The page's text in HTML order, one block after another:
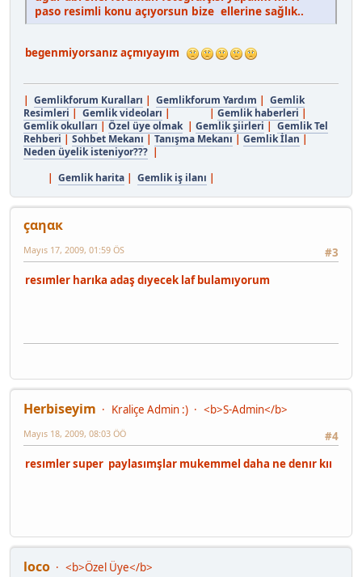
paso resimli konu açıyorsun bize ellerine sağlık..
begenmiyorsanız açmıyayım
| Gemlikforum Kuralları | Gemlikforum Yardım | Gemlik
Resimleri | Gemlik videoları | | Gemlik haberleri |
Gemlik okulları | Özel üye olmak| Gemlik şiirleri | Gemlik Tel
Rehberi | Sohbet Mekanı | Tanışma Mekanı | Gemlik İlan |
Neden üyelik isteniyor??? |
| Gemlik harita | Gemlik iş ilanı |
çαηαк
#3
Mayıs 17, 2009, 01:59 ÖS
resımler harıka adaş dıyecek laf bulamıyorum
Herbiseyim Kraliçe Admin :)
<b>S-Admin</b>
#4
Mayıs 18, 2009, 08:03 ÖÖ
resımler super paylasımşlar mukemmel daha ne denır kıı
loco
<b>Özel Üye</b>